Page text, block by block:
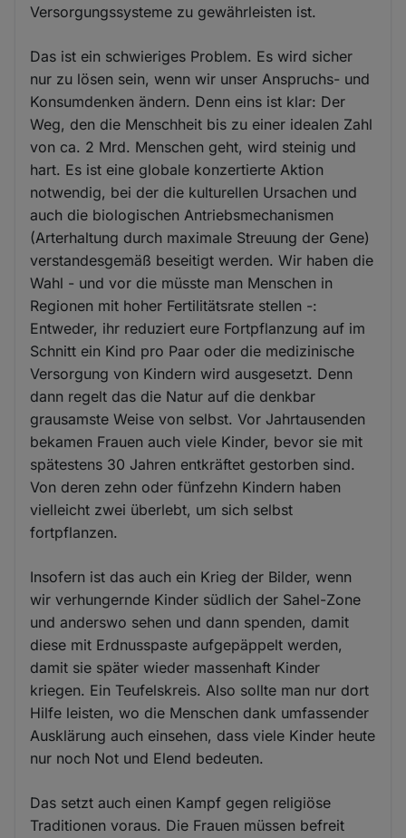
Versorgungssysteme zu gewährleisten ist.
Das ist ein schwieriges Problem. Es wird sicher
nur zu lösen sein, wenn wir unser Anspruchs- und
Konsumdenken ändern. Denn eins ist klar: Der
Weg, den die Menschheit bis zu einer idealen Zahl
von ca. 2 Mrd. Menschen geht, wird steinig und
hart. Es ist eine globale konzertierte Aktion
notwendig, bei der die kulturellen Ursachen und
auch die biologischen Antriebsmechanismen
(Arterhaltung durch maximale Streuung der Gene)
verstandesgemäß beseitigt werden. Wir haben die
Wahl - und vor die müsste man Menschen in
Regionen mit hoher Fertilitätsrate stellen -:
Entweder, ihr reduziert eure Fortpflanzung auf im
Schnitt ein Kind pro Paar oder die medizinische
Versorgung von Kindern wird ausgesetzt. Denn
dann regelt das die Natur auf die denkbar
grausamste Weise von selbst. Vor Jahrtausenden
bekamen Frauen auch viele Kinder, bevor sie mit
spätestens 30 Jahren entkräftet gestorben sind.
Von deren zehn oder fünfzehn Kindern haben
vielleicht zwei überlebt, um sich selbst
fortpflanzen.
Insofern ist das auch ein Krieg der Bilder, wenn
wir verhungernde Kinder südlich der Sahel-Zone
und anderswo sehen und dann spenden, damit
diese mit Erdnusspaste aufgepäppelt werden,
damit sie später wieder massenhaft Kinder
kriegen. Ein Teufelskreis. Also sollte man nur dort
Hilfe leisten, wo die Menschen dank umfassender
Ausklärung auch einsehen, dass viele Kinder heute
nur noch Not und Elend bedeuten.
Das setzt auch einen Kampf gegen religiöse
Traditionen voraus. Die Frauen müssen befreit